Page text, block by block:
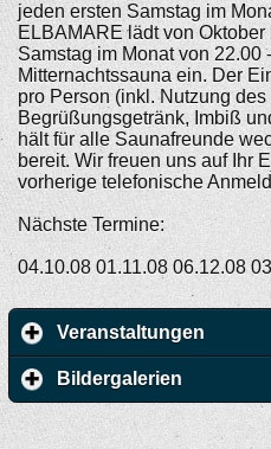
jeden ersten Samstag im
ELBAMARE lädt von
Samstag im Monat von 22.00
Mitternachtssauna ein. Der
pro Person (inkl. Nutzung
Begrüßungsgetränk, Imbiß
hält für alle Saunafreunde
bereit. Wir freuen uns auf Ihr
vorherige telefonische
Nächste Termine:
04.10.08 01.11.08 06.12.08
Veranstaltungen
Bildergalerien